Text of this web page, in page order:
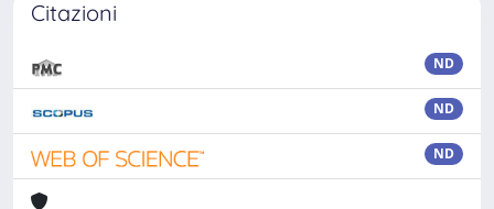
Citazioni
ND
ND
ND